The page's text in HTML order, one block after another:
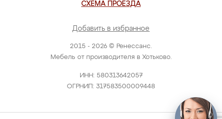
2015 - 2026 © Ренессанс.
Мебель от производителя в Хотьково.
ИНН: 580313642057
ОГРНИП: 317583500009448
СХЕМА ПРОЕЗДА
Добавить в избранное